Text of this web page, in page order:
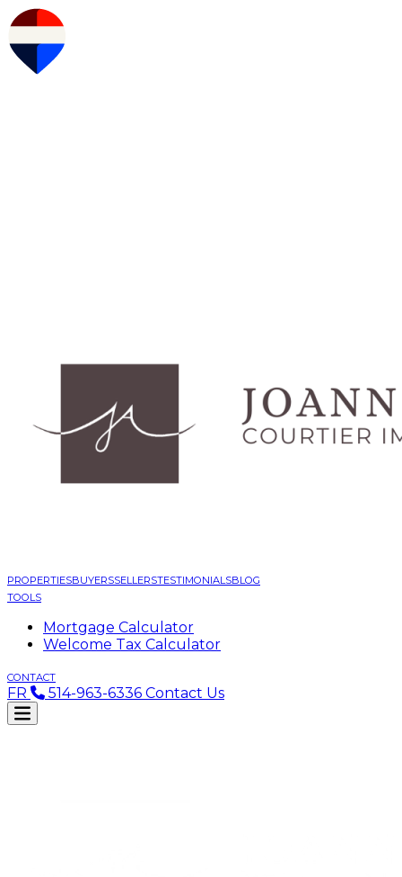
PROPERTIESBUYERSSELLERSTESTIMONIALSBLOG
TOOLS
Mortgage Calculator
Welcome Tax Calculator
CONTACT
FR 514-963-6336 Contact Us